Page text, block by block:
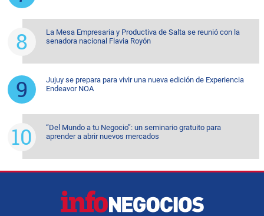
La Mesa Empresaria y Productiva de Salta se reunió con la
senadora nacional Flavia Royón
Jujuy se prepara para vivir una nueva edición de Experiencia
Endeavor NOA
“Del Mundo a tu Negocio”: un seminario gratuito para
aprender a abrir nuevos mercados